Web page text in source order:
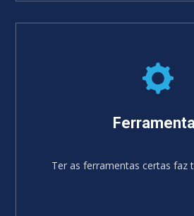
Ter as ferramentas certas faz